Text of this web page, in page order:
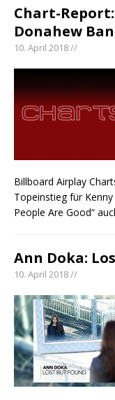
am 28.
Chris
Ahead“
Danke
Chart-
Donahew
10. April 2018 //
Billboard Airplay
Topeinstieg für
People Are Good“
Ann Doka:
10. April 2018 //